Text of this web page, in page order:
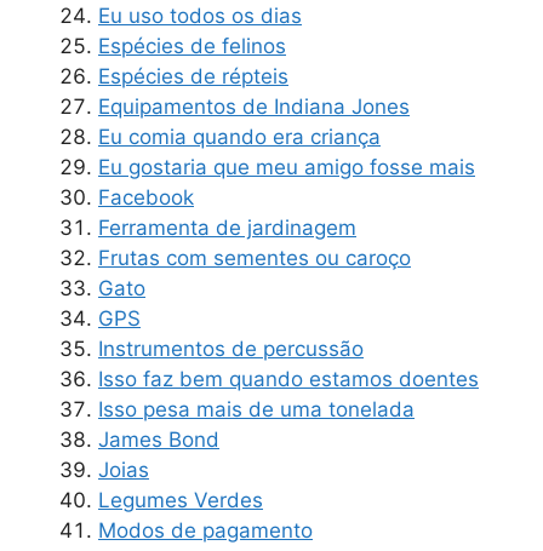
Eu uso todos os dias
Espécies de felinos
Espécies de répteis
Equipamentos de Indiana Jones
Eu comia quando era criança
Eu gostaria que meu amigo fosse mais
Facebook
Ferramenta de jardinagem
Frutas com sementes ou caroço
Gato
GPS
Instrumentos de percussão
Isso faz bem quando estamos doentes
Isso pesa mais de uma tonelada
James Bond
Joias
Legumes Verdes
Modos de pagamento